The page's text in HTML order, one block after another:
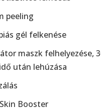
peeling
gél felkenése
maszk felhelyezése,
után lehúzása
Booster